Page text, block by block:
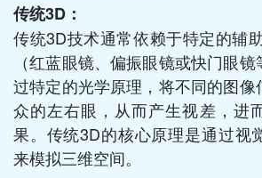
传统3D：
传统3D技术通常依赖于特定的辅
（红蓝眼镜、偏振眼镜或快门眼
过特定的光学原理，将不同的图
众的左右眼，从而产生视差，进
果。传统3D的核心原理是通过视
来模拟三维空间。